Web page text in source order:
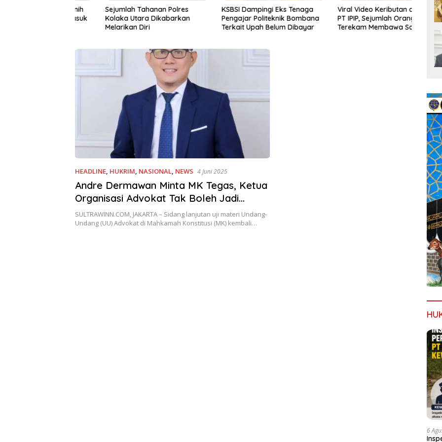
Sejumlah Tahanan Polres
Kolaka Utara Dikabarkan
Melarikan Diri
KSBSI Dampingi Eks Tenaga
Pengajar Politeknik Bombana
Terkait Upah Belum Dibayar
Viral Video Keributan di Area
PT IPIP, Sejumlah Orang
Terekam Membawa Sajam
HEADLINE, HUKRIM, NASIONAL, NEWS 4 Juni 2025
Andre Dermawan Minta MK Tegas, Ketua
Organisasi Advokat Tak Boleh Jadi
Pejabat Negara
SULTRAWINN.COM, JAKARTA – Sidang lanjutan uji materi Undang-
Undang (UU) Advokat di Mahkamah Konstitusi (MK) kembali…
6